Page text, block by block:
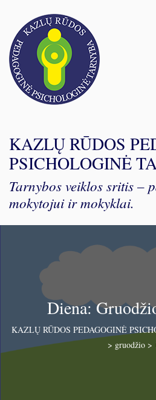
KAZLŲ RŪDOS
PSICHOLOGINĖ
Tarnybos veiklos sritis –
mokytojui ir mokyklai.
Diena:
KAZLŲ RŪDOS PEDAGOGINĖ
> gruodžio >